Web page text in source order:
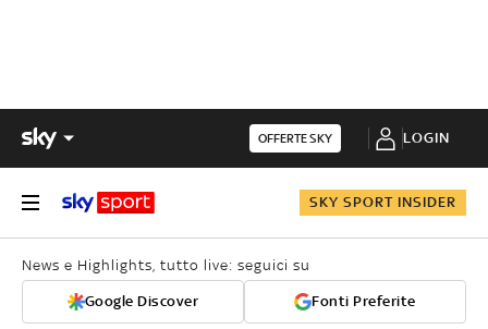
OFFERTE SKY LOGIN
SKY SPORT INSIDER
News e Highlights, tutto live: seguici su
Google Discover Fonti Preferite